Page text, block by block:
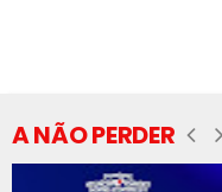
A NÃO PERDER